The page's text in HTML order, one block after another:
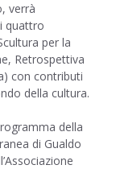
verrà
quattro
per la
Retrospettiva
con contributi
della cultura.
della
di Gualdo